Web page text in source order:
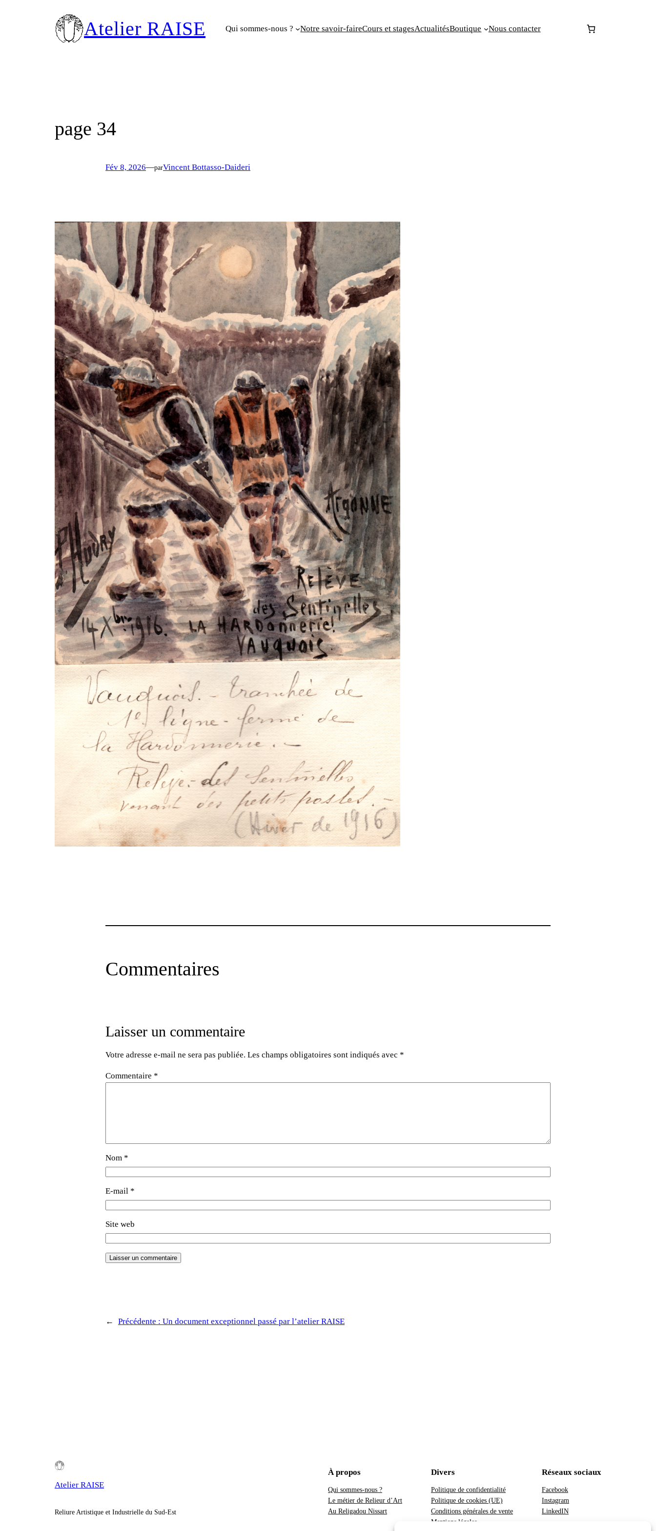
Atelier RAISE Qui sommes-nous ? Notre savoir-faireCours et stagesActualitésBoutique Nous contacter
page 34
Fév 8, 2026—parVincent Bottasso-Daideri
Commentaires
Laisser un commentaire
Votre adresse e-mail ne sera pas publiée. Les champs obligatoires sont indiqués avec *
Commentaire *
Nom *
E-mail *
Site web
← Précédente : Un document exceptionnel passé par l’atelier RAISE
Atelier RAISE
Reliure Artistique et Industrielle du Sud-Est
À propos
Qui sommes-nous ?
Le métier de Relieur d’Art
Au Religadou Nissart
Divers
Politique de confidentialité
Politique de cookies (UE)
Conditions générales de vente
Mentions légales
Réseaux sociaux
Facebook
Instagram
LinkedIN